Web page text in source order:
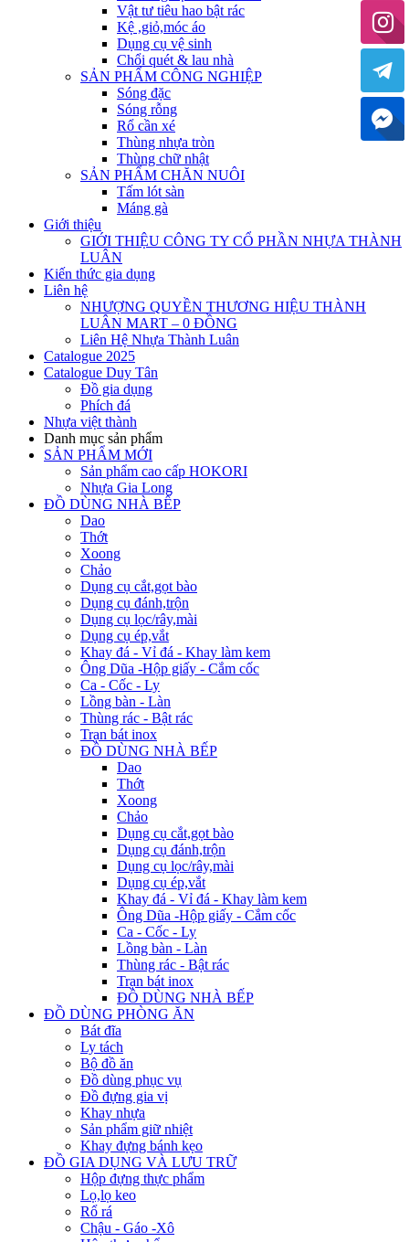
Vật tư tiêu hao bật rác
Kệ ,giỏ,móc áo
Dụng cụ vệ sinh
Chổi quét & lau nhà
SẢN PHẨM CÔNG NGHIỆP
Sóng đặc
Sóng rỗng
Rổ cần xé
Thùng nhựa tròn
Thùng chữ nhật
SẢN PHẨM CHĂN NUÔI
Tấm lót sàn
Máng gà
Giới thiệu
GIỚI THIỆU CÔNG TY CỔ PHẦN NHỰA THÀNH
LUÂN
Kiến thức gia dụng
Liên hệ
NHƯỢNG QUYỀN THƯƠNG HIỆU THÀNH
LUÂN MART – 0 ĐỒNG
Liên Hệ Nhựa Thành Luân
Catalogue 2025
Catalogue Duy Tân
Đồ gia dụng
Phích đá
Nhựa việt thành
Danh mục sản phẩm
SẢN PHẨM MỚI
Sản phẩm cao cấp HOKORI
Nhựa Gia Long
ĐỒ DÙNG NHÀ BẾP
Dao
Thớt
Xoong
Chảo
Dụng cụ cắt,gọt bào
Dụng cụ đánh,trộn
Dụng cụ lọc/rây,mài
Dụng cụ ép,vắt
Khay đá - Vỉ đá - Khay làm kem
Ông Dũa -Hộp giấy - Cắm cốc
Ca - Cốc - Ly
Lồng bàn - Làn
Thùng rác - Bật rác
Trạn bát inox
ĐỒ DÙNG NHÀ BẾP
Dao
Thớt
Xoong
Chảo
Dụng cụ cắt,gọt bào
Dụng cụ đánh,trộn
Dụng cụ lọc/rây,mài
Dụng cụ ép,vắt
Khay đá - Vỉ đá - Khay làm kem
Ông Dũa -Hộp giấy - Cắm cốc
Ca - Cốc - Ly
Lồng bàn - Làn
Thùng rác - Bật rác
Trạn bát inox
ĐỒ DÙNG NHÀ BẾP
ĐỒ DÙNG PHÒNG ĂN
Bát đĩa
Ly tách
Bộ đồ ăn
Đồ dùng phục vụ
Đồ đựng gia vị
Khay nhựa
Sản phẩm giữ nhiệt
Khay đựng bánh kẹo
ĐỒ GIA DỤNG VÀ LƯU TRỮ
Hộp đựng thực phẩm
Lọ,lọ keo
Rổ rá
Chậu - Gáo -Xô